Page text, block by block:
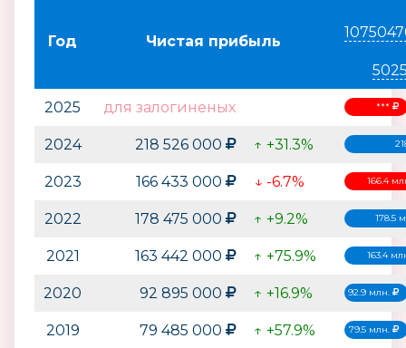
Год Чистая прибыль
2025 для залогиненых ***
2024 218 526 000 ↑ +31.3%
2023 166 433 000 ↓ -6.7% 166.4
2022 178 475 000 ↑ +9.2% 178.5
2021 163 442 000 ↑ +75.9% 163.4
2020 92 895 000 ↑ +16.9% 92.9 млн.
2019 79 485 000 ↑ +57.9% 79.5 млн.